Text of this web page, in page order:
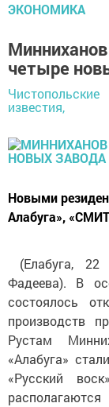
ЭКОНОМИКА
четыре
Чистопольские
известия,
Новыми
Алабуга»,
(Елабуга, 22
Фадеева). В
состоялось
производств
Рустам
«Алабуга»
«Русский